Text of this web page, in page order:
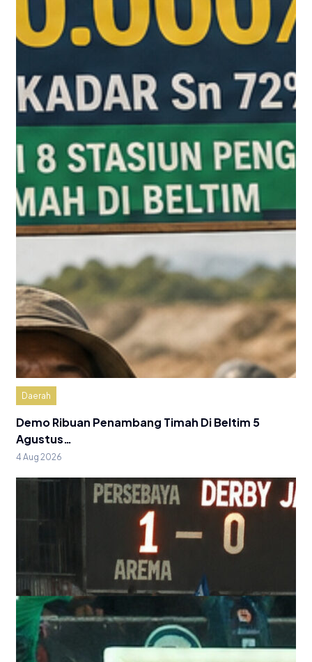
Daerah
Demo Ribuan Penambang Timah Di Beltim 5
Agustus…
4 Aug 2026